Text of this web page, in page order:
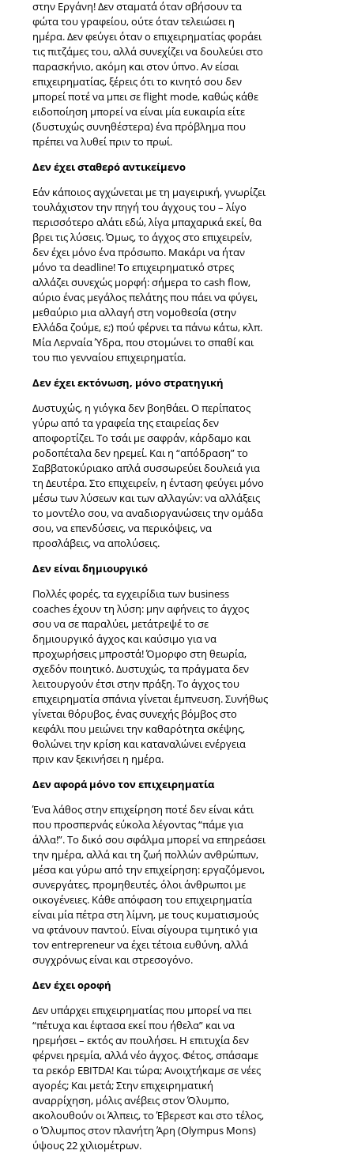
στην Εργάνη! Δεν σταματά όταν σβήσουν τα
φώτα του γραφείου, ούτε όταν τελειώσει η
ημέρα. Δεν φεύγει όταν ο επιχειρηματίας φοράει
τις πιτζάμες του, αλλά συνεχίζει να δουλεύει στο
παρασκήνιο, ακόμη και στον ύπνο. Αν είσαι
επιχειρηματίας, ξέρεις ότι το κινητό σου δεν
μπορεί ποτέ να μπει σε flight mode, καθώς κάθε
ειδοποίηση μπορεί να είναι μία ευκαιρία είτε
(δυστυχώς συνηθέστερα) ένα πρόβλημα που
πρέπει να λυθεί πριν το πρωί.
Δεν έχει σταθερό αντικείμενο
Εάν κάποιος αγχώνεται με τη μαγειρική, γνωρίζει
τουλάχιστον την πηγή του άγχους του – λίγο
περισσότερο αλάτι εδώ, λίγα μπαχαρικά εκεί, θα
βρει τις λύσεις. Όμως, το άγχος στο επιχειρείν,
δεν έχει μόνο ένα πρόσωπο. Μακάρι να ήταν
μόνο τα deadline! Το επιχειρηματικό στρες
αλλάζει συνεχώς μορφή: σήμερα το cash flow,
αύριο ένας μεγάλος πελάτης που πάει να φύγει,
μεθαύριο μια αλλαγή στη νομοθεσία (στην
Ελλάδα ζούμε, ε;) πού φέρνει τα πάνω κάτω, κλπ.
Μία Λερναία Ύδρα, που στομώνει το σπαθί και
του πιο γενναίου επιχειρηματία.
Δεν έχει εκτόνωση, μόνο στρατηγική
Δυστυχώς, η γιόγκα δεν βοηθάει. Ο περίπατος
γύρω από τα γραφεία της εταιρείας δεν
αποφορτίζει. Το τσάι με σαφράν, κάρδαμο και
ροδοπέταλα δεν ηρεμεί. Και η “απόδραση” το
Σαββατοκύριακο απλά συσσωρεύει δουλειά για
τη Δευτέρα. Στο επιχειρείν, η ένταση φεύγει μόνο
μέσω των λύσεων και των αλλαγών: να αλλάξεις
το μοντέλο σου, να αναδιοργανώσεις την ομάδα
σου, να επενδύσεις, να περικόψεις, να
προσλάβεις, να απολύσεις.
Δεν είναι δημιουργικό
Πολλές φορές, τα εγχειρίδια των business
coaches έχουν τη λύση: μην αφήνεις το άγχος
σου να σε παραλύει, μετάτρεψέ το σε
δημιουργικό άγχος και καύσιμο για να
προχωρήσεις μπροστά! Όμορφο στη θεωρία,
σχεδόν ποιητικό. Δυστυχώς, τα πράγματα δεν
λειτουργούν έτσι στην πράξη. Το άγχος του
επιχειρηματία σπάνια γίνεται έμπνευση. Συνήθως
γίνεται θόρυβος, ένας συνεχής βόμβος στο
κεφάλι που μειώνει την καθαρότητα σκέψης,
θολώνει την κρίση και καταναλώνει ενέργεια
πριν καν ξεκινήσει η ημέρα.
Δεν αφορά μόνο τον επιχειρηματία
Ένα λάθος στην επιχείρηση ποτέ δεν είναι κάτι
που προσπερνάς εύκολα λέγοντας “πάμε για
άλλα!”. Το δικό σου σφάλμα μπορεί να επηρεάσει
την ημέρα, αλλά και τη ζωή πολλών ανθρώπων,
μέσα και γύρω από την επιχείρηση: εργαζόμενοι,
συνεργάτες, προμηθευτές, όλοι άνθρωποι με
οικογένειες. Κάθε απόφαση του επιχειρηματία
είναι μία πέτρα στη λίμνη, με τους κυματισμούς
να φτάνουν παντού. Είναι σίγουρα τιμητικό για
τον entrepreneur να έχει τέτοια ευθύνη, αλλά
συγχρόνως είναι και στρεσογόνο.
Δεν έχει οροφή
Δεν υπάρχει επιχειρηματίας που μπορεί να πει
“πέτυχα και έφτασα εκεί που ήθελα” και να
ηρεμήσει – εκτός αν πουλήσει. Η επιτυχία δεν
φέρνει ηρεμία, αλλά νέο άγχος. Φέτος, σπάσαμε
τα ρεκόρ EBITDA! Και τώρα; Ανοιχτήκαμε σε νέες
αγορές; Και μετά; Στην επιχειρηματική
αναρρίχηση, μόλις ανέβεις στον Όλυμπο,
ακολουθούν οι Άλπεις, το Έβερεστ και στο τέλος,
ο Όλυμπος στον πλανήτη Άρη (Olympus Mons)
ύψους 22 χιλιομέτρων.